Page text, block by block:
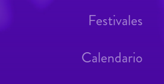
Festivales
Calendario